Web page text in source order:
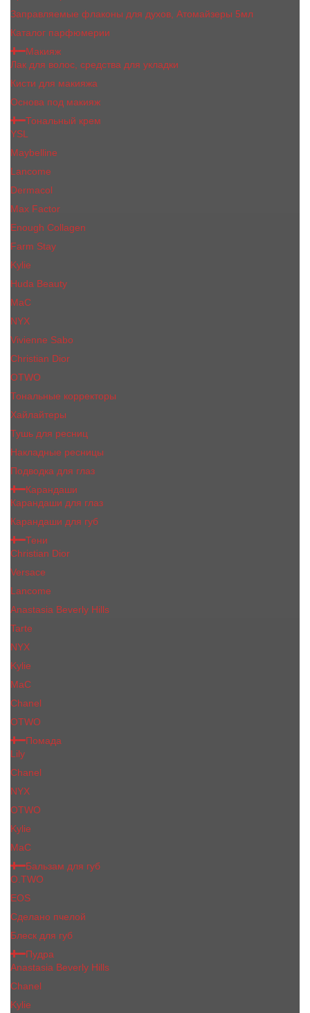
Заправляемые флаконы для духов, Атомайзеры 5мл
Каталог парфюмерии
Макияж
Лак для волос, средства для укладки
Кисти для макияжа
Основа под макияж
Тональный крем
YSL
Maybelline
Lancome
Dermacol
Max Factor
Enough Collagen
Farm Stay
Kylie
Huda Beauty
МаС
NYX
Vivienne Sabo
Сhristiаn Diоr
OTWO
Тональные корректоры
Хайлайтеры
Тушь для ресниц
Накладные ресницы
Подводка для глаз
Карандаши
Карандаши для глаз
Карандаши для губ
Тени
Christian Dior
Versace
Lancome
Anastasia Beverly Hills
Tarte
NYX
Kylie
MaC
Сhanеl
OTWO
Помада
Lily
Chanel
NYX
OTWO
Kylie
МаС
Бальзам для губ
O.TWO
EOS
Сделано пчелой
Блеск для губ
Пудра
Anastasia Beverly Hills
Chanel
Kylie